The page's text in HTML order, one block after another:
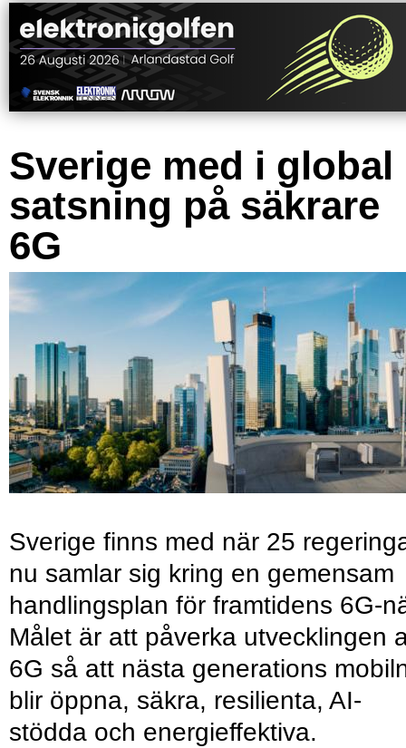
Sverige med i global
satsning på säkrare
6G
Sverige finns med när 25
nu samlar sig kring en gemensam
handlingsplan för framtidens 6G-
Målet är att påverka utvecklingen
6G så att nästa generations
blir öppna, säkra, resilienta, AI-
stödda och energieffektiva.